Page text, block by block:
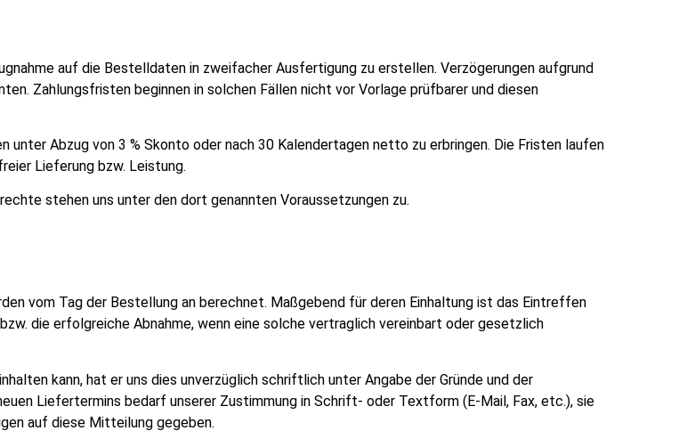
auf die Bestelldaten in zweifacher Ausfertigung zu erstellen. Verzögerungen aufgrund
Zahlungsfristen beginnen in solchen Fällen nicht vor Vorlage prüfbarer und diesen
unter Abzug von 3 % Skonto oder nach 30 Kalendertagen netto zu erbringen. Die Fristen laufen
Lieferung bzw. Leistung.
stehen uns unter den dort genannten Voraussetzungen zu.
vom Tag der Bestellung an berechnet. Maßgebend für deren Einhaltung ist das Eintreffen
die erfolgreiche Abnahme, wenn eine solche vertraglich vereinbart oder gesetzlich
kann, hat er uns dies unverzüglich schriftlich unter Angabe der Gründe und der
Liefertermins bedarf unserer Zustimmung in Schrift- oder Textform (E-Mail, Fax, etc.), sie
auf diese Mitteilung gegeben.